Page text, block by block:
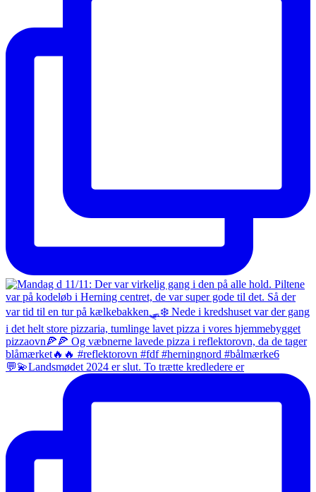
💬💫Landsmødet 2024 er slut. To trætte kredledere er